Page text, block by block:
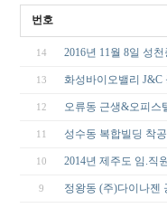
번호
14 2016년 11월 8일 성
13 화성바이오밸리
12 오류동 근생&오피스
11 성수동 복합빌딩 착
10 2014년 제주도 임.직
9 정왕동 (주)다이나젠